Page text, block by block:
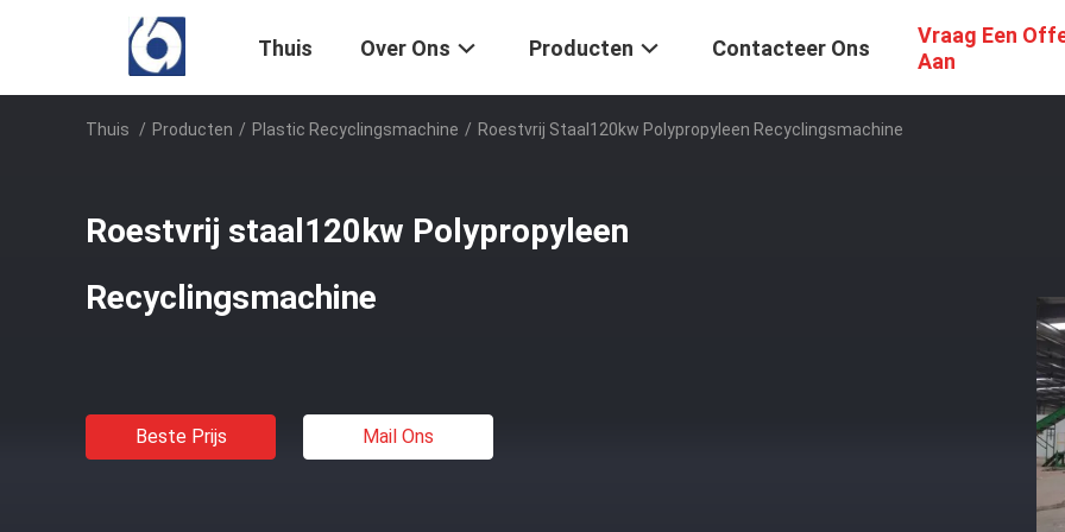
Thuis Over Ons Producten Contacteer Ons
Vraag Een
Aan
Thuis / Producten / Plastic Recyclingsmachine / Roestvrij Staal120kw Polypropyleen Recyclingsmachine
Roestvrij staal120kw Polypropyleen
Recyclingsmachine
Beste Prijs Mail Ons